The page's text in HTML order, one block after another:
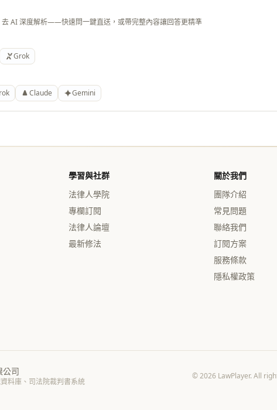
AI 深度解析——快速問一鍵直送，或帶完整內容讓回答更精準
Grok
Claude Gemini
學習與社群
法律人學院
專欄訂閱
法律人論壇
最新修法
關於我們
團隊介紹
常見問題
聯絡我們
訂閱方案
服務條款
隱私權政策
公司
料庫、司法院裁判書系統
© 2026 LawPlayer. All